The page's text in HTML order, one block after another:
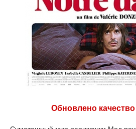
Обновлено